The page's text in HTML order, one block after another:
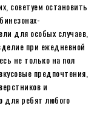
советуем остановить
для особых случаев,
при ежедневной
не только на пол
предпочтения,
и
для ребят любого